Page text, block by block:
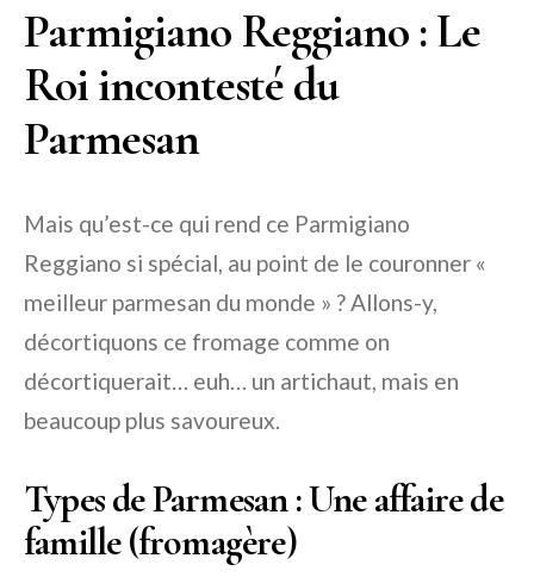
Parmigiano Reggiano : Le
Roi incontesté du
Parmesan
Mais qu’est-ce qui rend ce Parmigiano
Reggiano si spécial, au point de le couronner «
meilleur parmesan du monde » ? Allons-y,
décortiquons ce fromage comme on
décortiquerait… euh… un artichaut, mais en
beaucoup plus savoureux.
Types de Parmesan : Une affaire de
famille (fromagère)